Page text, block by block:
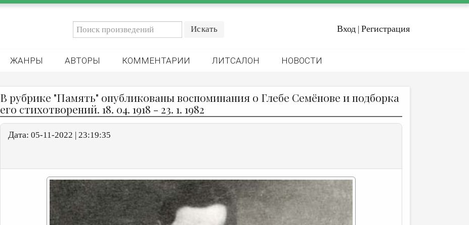
Вход | Регистрация
ЖАНРЫ АВТОРЫ КОММЕНТАРИИ ЛИТСАЛОН НОВОСТИ
В рубрике "Память" опубликованы воспоминания о Глебе Семёнове и подборка
его стихотворений. 18. 04. 1918 - 23. 1. 1982
Дата: 05-11-2022 | 23:19:35